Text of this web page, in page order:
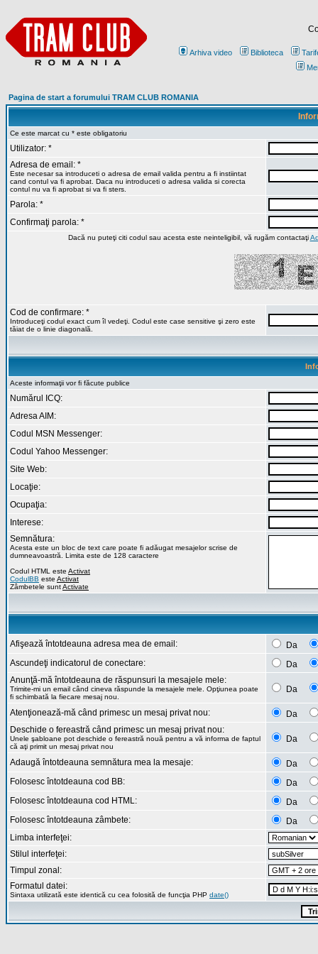
Arhiva video Biblioteca
Pagina de start a forumului TRAM CLUB ROMANIA
Ce este marcat cu * este obligatoriu
Utilizator: *
Adresa de email: *
Este necesar sa introduceti o adresa de email valida pentru a fi instiintat
cand contul va fi aprobat. Daca nu introduceti o adresa valida si corecta
contul nu va fi aprobat si va fi sters.
Parola: *
Confirmaţi parola: *
Dacă nu puteţi citi codul sau acesta este neinteligibil, vă rugăm contactaţi
Cod de confirmare: *
Introduceţi codul exact cum îl vedeţi. Codul este case sensitive şi zero este
tăiat de o linie diagonală.
Aceste informaţii vor fi făcute publice
Numărul ICQ:
Adresa AIM:
Codul MSN Messenger:
Codul Yahoo Messenger:
Site Web:
Locaţie:
Ocupaţia:
Interese:
Semnătura:
Acesta este un bloc de text care poate fi adăugat mesajelor scrise de
dumneavoastră. Limita este de 128 caractere
Codul HTML este Activat
CodulBB este Activat
Zâmbetele suntActivate
Afişează întotdeauna adresa mea de email:
Da
Ascundeţi indicatorul de conectare:
Da
Anunţă-mă întotdeauna de răspunsuri la mesajele mele:
Trimite-mi un email când cineva răspunde la mesajele mele. Opţiunea poate
fi schimbată la fiecare mesaj nou.
Da
Atenţionează-mă când primesc un mesaj privat nou:
Da
Deschide o fereastră când primesc un mesaj privat nou:
Unele şabloane pot deschide o fereastră nouă pentru a vă informa de faptul
că aţi primit un mesaj privat nou
Da
Adaugă întotdeauna semnătura mea la mesaje:
Da
Folosesc întotdeauna cod BB:
Da
Folosesc întotdeauna cod HTML:
Da
Folosesc întotdeauna zâmbete:
Da
Limba interfeţei:
Stilul interfeţei:
Timpul zonal:
Formatul datei:
Sintaxa utilizată este identică cu cea folosită de funcţia PHP date()